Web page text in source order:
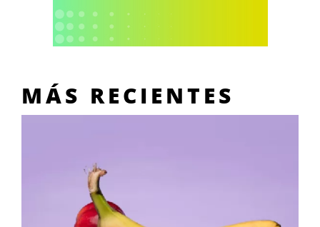
MÁS RECIENTES